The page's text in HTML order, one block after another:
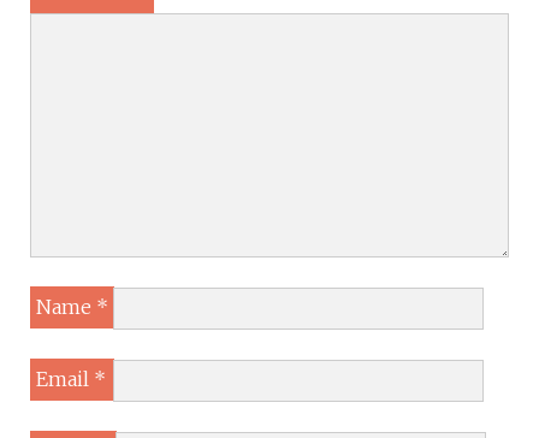
Name *
Email *